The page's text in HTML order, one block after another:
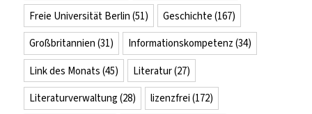
Freie Universität Berlin (51) Geschichte (167)
Großbritannien (31) Informationskompetenz (34)
Link des Monats (45) Literatur(27)
Literaturverwaltung (28) lizenzfrei (172)